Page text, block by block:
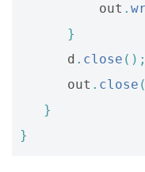
out .
}
d . close ();
out . close
}
}